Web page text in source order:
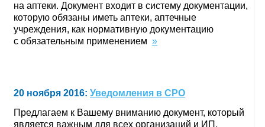
на аптеки. Документ входит в систему документации,
которую обязаны иметь аптеки, аптечные
учреждения, как нормативную документацию
с обязательным применением »
20 ноября 2016: Уведомления в СРО
Предлагаем к Вашему вниманию документ, который
является важным для всех организаций и ИП,